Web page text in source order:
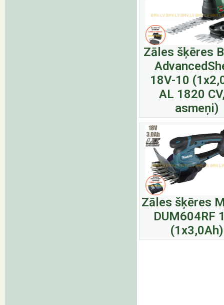
Zāles šķēres
18V-10
AL 1820
asmeņi)
Zāles šķēres
DUM604RF
(1x3,0Ah)